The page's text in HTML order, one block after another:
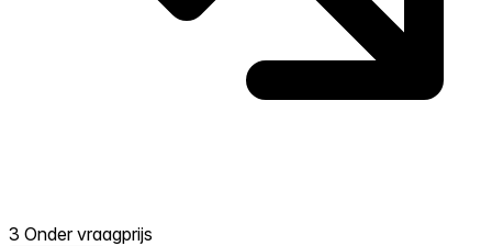
3 Onder vraagprijs